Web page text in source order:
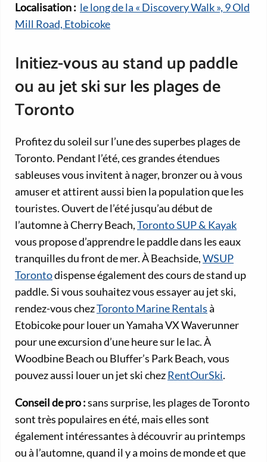
Localisation : le long de la « Discovery Walk », 9 Old
Mill Road, Etobicoke
Initiez-vous au stand up paddle
ou au jet ski sur les plages de
Toronto
Profitez du soleil sur l’une des superbes plages de
Toronto. Pendant l’été, ces grandes étendues
sableuses vous invitent à nager, bronzer ou à vous
amuser et attirent aussi bien la population que les
touristes. Ouvert de l’été jusqu’au début de
l’automne à Cherry Beach,Toronto SUP & Kayak
vous propose d’apprendre le paddle dans les eaux
tranquilles du front de mer. À Beachside,WSUP
Torontodispense également des cours de stand up
paddle. Si vous souhaitez vous essayer au jet ski,
rendez-vous chezToronto Marine Rentalsà
Etobicoke pour louer un Yamaha VX Waverunner
pour une excursion d’une heure sur le lac. À
Woodbine Beach ou Bluffer’s Park Beach, vous
pouvez aussi louer un jet ski chezRentOurSki.
Conseil de pro :sans surprise, les plages de Toronto
sont très populaires en été, mais elles sont
également intéressantes à découvrir au printemps
ou à l’automne, quand il y a moins de monde et que